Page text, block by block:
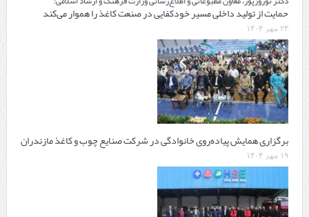
حمایت از تولید داخلی مسیر خودکفایی در صنعت کاغذ را هموار می‌کند
۲۳ مهر ۱۴۰۴
برگزاری همایش پیاده‌روی خانوادگی در شرکت صنایع چوب و کاغذ مازندران
۱۹ مهر ۱۴۰۴